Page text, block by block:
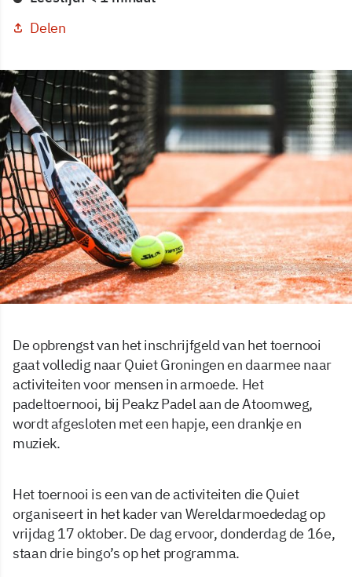
Delen
De opbrengst van het inschrijfgeld van het toernooi
gaat volledig naar Quiet Groningen en daarmee naar
activiteiten voor mensen in armoede. Het
padeltoernooi, bij Peakz Padel aan de Atoomweg,
wordt afgesloten met een hapje, een drankje en
muziek.
Het toernooi is een van de activiteiten die Quiet
organiseert in het kader van Wereldarmoededag op
vrijdag 17 oktober. De dag ervoor, donderdag de 16e,
staan drie bingo’s op het programma.